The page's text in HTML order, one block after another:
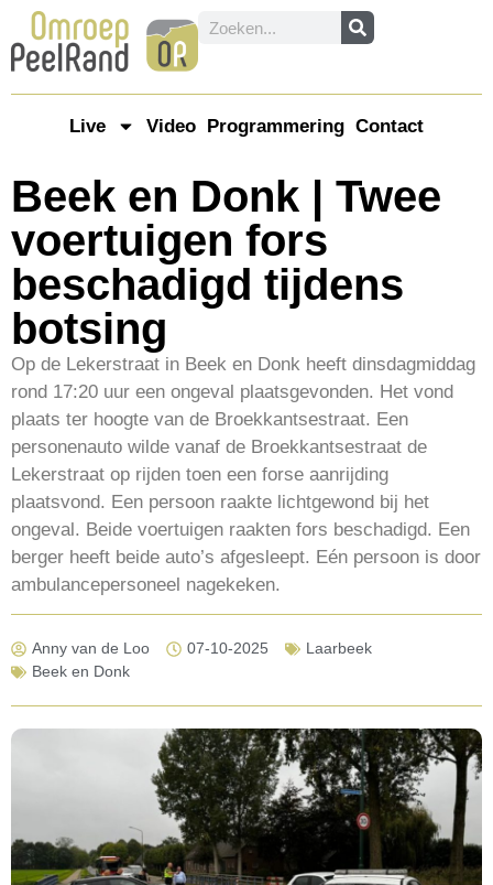
Live Video Programmering Contact
Beek en Donk | Twee
voertuigen fors
beschadigd tijdens
botsing
Op de Lekerstraat in Beek en Donk heeft dinsdagmiddag
rond 17:20 uur een ongeval plaatsgevonden. Het vond
plaats ter hoogte van de Broekkantsestraat. Een
personenauto wilde vanaf de Broekkantsestraat de
Lekerstraat op rijden toen een forse aanrijding
plaatsvond. Een persoon raakte lichtgewond bij het
ongeval. Beide voertuigen raakten fors beschadigd. Een
berger heeft beide auto’s afgesleept. Eén persoon is door
ambulancepersoneel nagekeken.
Anny van de Loo 07-10-2025
Laarbeek
Beek en Donk